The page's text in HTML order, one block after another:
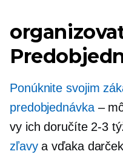
Ponúknite svojim
predobjednávka–
vy ich doručíte 2-3
zľavya vďaka